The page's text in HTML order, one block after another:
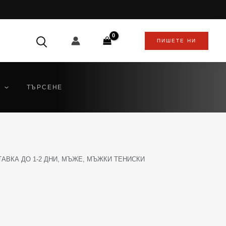
ПИШЕТЕ НИ
ТЪРСЕНЕ
ДО 1-2 ДНИ, МЪЖЕ, МЪЖКИ ТЕНИСКИ